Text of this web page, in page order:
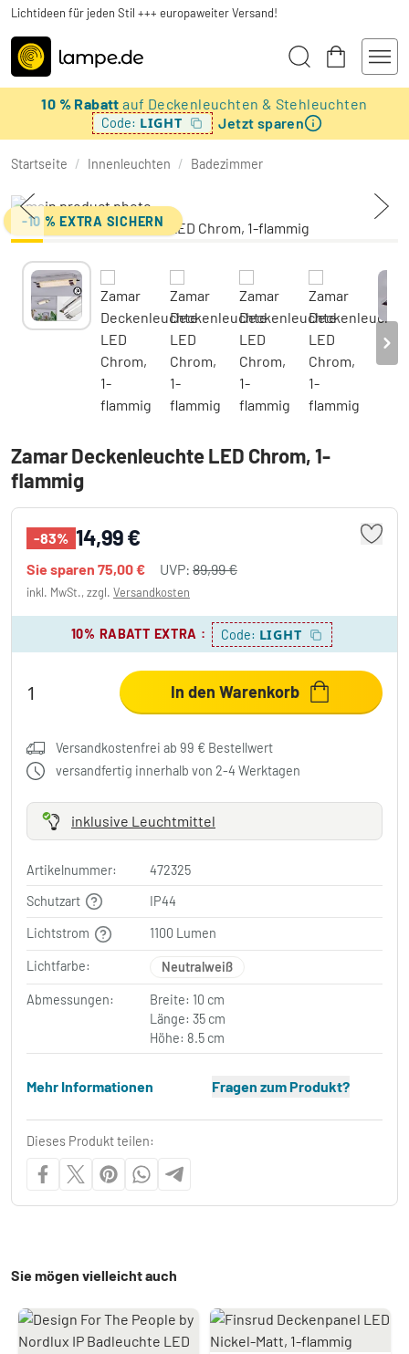
Lichtideen für jeden Stil +++ europaweiter Versand!
10 % Rabattauf Deckenleuchten & Stehleuchten
Code: LIGHT Jetzt sparen
Startseite / Innenleuchten / Badezimmer
-10 % EXTRA SICHERN
Zamar Deckenleuchte LED Chrom, 1-
flammig
-83% 14,99 €
Sie sparen 75,00 € UVP: 89,99 €
inkl. MwSt., zzgl. Versandkosten
10% RABATT EXTRA : Code: LIGHT
In den Warenkorb
Versandkostenfrei ab 99 € Bestellwert
versandfertig innerhalb von 2-4 Werktagen
inklusive Leuchtmittel
Artikelnummer:
472325
Schutzart
IP44
Lichtstrom 1100 Lumen
Lichtfarbe: Neutralweiß
Abmessungen:
Breite: 10 cm
Länge: 35 cm
Höhe: 8.5 cm
Mehr Informationen Fragen zum Produkt?
Dieses Produkt teilen:
Sie mögen vielleicht auch